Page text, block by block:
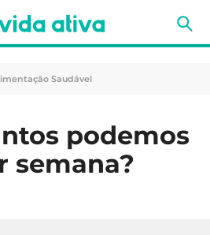
Saudável
podemos
semana?